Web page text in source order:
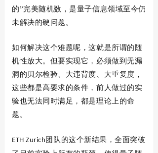
的”完美随机数，是量子信息领域至今仍
未解决的硬问题。
如何解决这个难题呢，这就是所谓的随
机性放大。但要实现它，必须做到无漏
洞的贝尔检验、大违背度、大重复度，
这些都是高要求的条件，前人做过的实
验也无法同时满足，都是理论上的命
题。
ETH Zurich 团队的这个新结果，全面突破